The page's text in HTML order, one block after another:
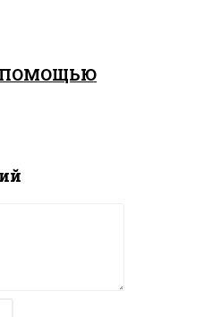
ПОМОЩЬЮ